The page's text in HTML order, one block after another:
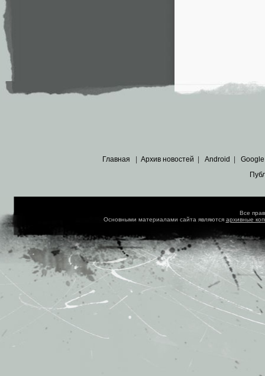
Главная Архив новостей Android Google
Все
Основными материалами сайта являются архивные